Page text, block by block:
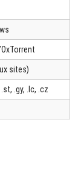
sites)
.gy, .lc, .cz